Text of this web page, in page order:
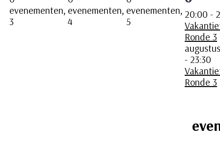
evenementen,
3
evenementen,
4
evenementen,
5
20:00 -
Ronde 3
- 23:30
Ronde 3